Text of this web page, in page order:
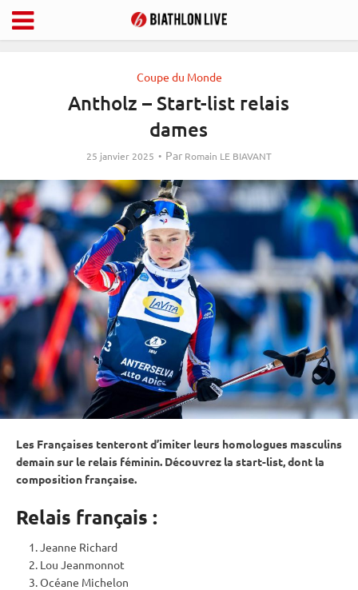
Coupe du Monde
Antholz – Start-list relais
dames
25 janvier 2025 Par Romain LE BIAVANT
Les Françaises tenteront d’imiter leurs homologues masculins
demain sur le relais féminin. Découvrez la start-list, dont la
composition française.
Relais français :
Jeanne Richard
Lou Jeanmonnot
Océane Michelon